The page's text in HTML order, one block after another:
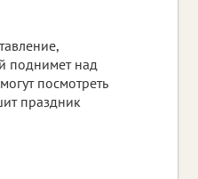
поднимет над
посмотреть
праздник